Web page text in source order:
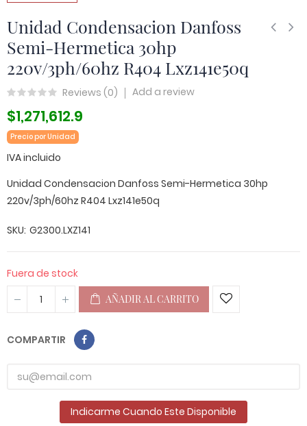
Unidad Condensacion Danfoss
Semi-Hermetica 30hp
220v/3ph/60hz R404 Lxz141e50q
Reviews (0) Add a review
$1,271,612.9
Precio por Unidad
IVA incluido
Unidad Condensacion Danfoss Semi-Hermetica 30hp
220v/3ph/60hz R404 Lxz141e50q
SKU G2300.LXZ141
Fuera de stock
AÑADIR AL CARRITO
COMPARTIR
Indicarme Cuando Este Disponible